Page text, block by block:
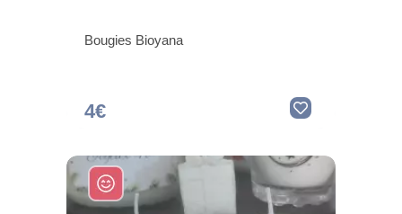
Bougies Bioyana
4€